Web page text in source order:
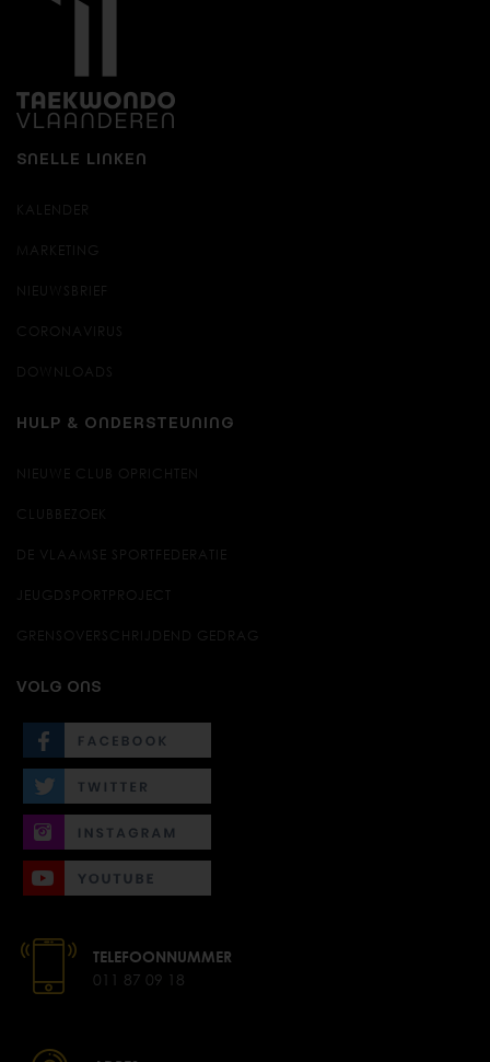
SNELLE LINKEN
KALENDER
MARKETING
NIEUWSBRIEF
CORONAVIRUS
DOWNLOADS
HULP & ONDERSTEUNING
NIEUWE CLUB OPRICHTEN
CLUBBEZOEK
DE VLAAMSE SPORTFEDERATIE
JEUGDSPORTPROJECT
GRENSOVERSCHRIJDEND GEDRAG
VOLG ONS
TELEFOONNUMMER
011 87 09 18